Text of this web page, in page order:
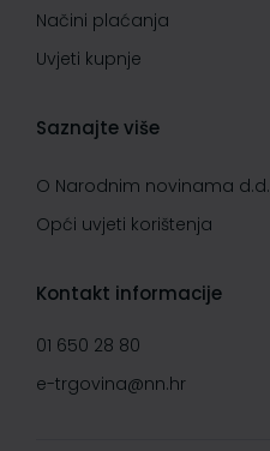
Načini plaćanja
Uvjeti kupnje
Saznajte više
O Narodnim novinama d.d.
Opći uvjeti korištenja
Kontakt informacije
01 650 28 80
e-trgovina@nn.hr